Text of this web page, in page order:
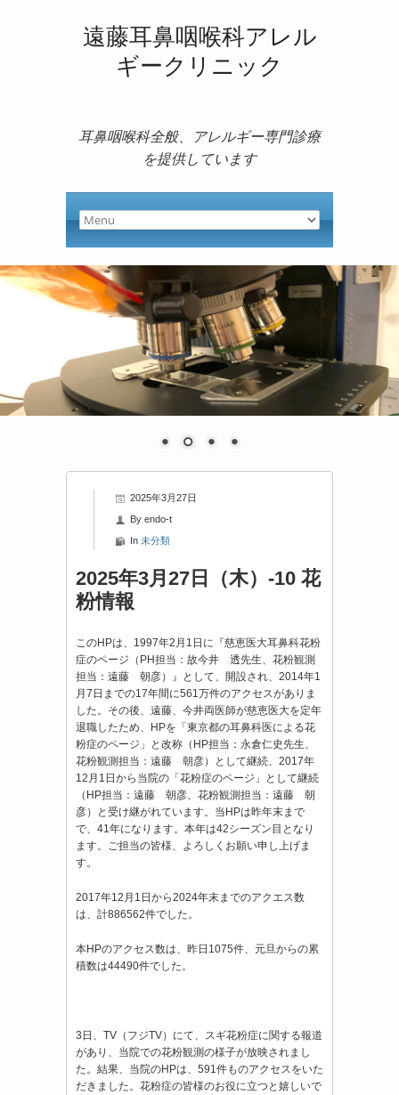
遠藤耳鼻咽喉科アレル
ギークリニック
耳鼻咽喉科全般、アレルギー専門診療
を提供しています
2025年3月27日
By endo-t
In 未分類
2025年3月27日（木）-10 花
粉情報
このHPは、1997年2月1日に『慈恵医大耳鼻科花粉
症のページ（PH担当：故今井 透先生、花粉観測
担当：遠藤 朝彦）』として、開設され、2014年1
月7日までの17年間に561万件のアクセスがありま
した。その後、遠藤、今井両医師が慈恵医大を定年
退職したため、HPを「東京都の耳鼻科医による花
粉症のページ」と改称（HP担当：永倉仁史先生、
花粉観測担当：遠藤 朝彦）として継続、2017年
12月1日から当院の「花粉症のページ」として継続
（HP担当：遠藤 朝彦、花粉観測担当：遠藤 朝
彦）と受け継がれています。当HPは昨年末まで
で、41年になります。本年は42シーズン目となり
ます。ご担当の皆様、よろしくお願い申し上げま
す。
2017年12月1日から2024年末までのアクエス数
は、計886562件でした。
本HPのアクセス数は、昨日1075件、元旦からの累
積数は44490件でした。
3日、TV（フジTV）にて、スギ花粉症に関する報道
があり、当院での花粉観測の様子が放映されまし
た。結果、当院のHPは、591件ものアクセスをいた
だきました。花粉症の皆様のお役に立つと嬉しいで